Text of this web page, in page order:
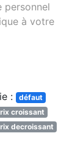
à votre
: défaut
croissant
decroissant